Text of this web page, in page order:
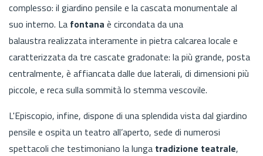
complesso: il giardino pensile e la cascata monumentale al
suo interno. La fontana è circondata da una
balaustra realizzata interamente in pietra calcarea locale e
caratterizzata da tre cascate gradonate: la più grande, posta
centralmente, è affiancata dalle due laterali, di dimensioni più
piccole, e reca sulla sommità lo stemma vescovile.
L'Episcopio, infine, dispone di una splendida vista dal giardino
pensile e ospita un teatro all’aperto, sede di numerosi
spettacoli che testimoniano la lunga tradizione teatrale,